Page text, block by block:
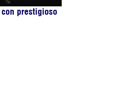
prestigioso